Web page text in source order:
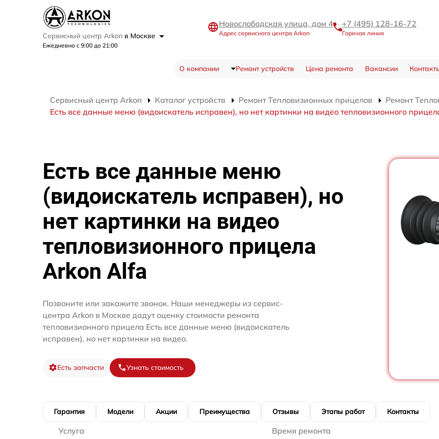
Сервисный центр Arkon в Москве
Ежедневно с 9:00 до 21:00
Новослободская улица, дом 4
Адрес сервисного центра Arkon
+7 (495) 128-16-72
Горячая линия
О компании Ремонт устройств Цена ремонта Вакансии
Сервисный центр Arkon Каталог устройств Ремонт Тепловизионных прицелов
Ремонт
Есть все данные меню (видоискатель исправен), но нет картинки на видео тепловизионного
Есть все данные меню
(видоискатель исправен), но
нет картинки на видео
тепловизионного прицела
Arkon Alfa
Позвоните или закажите звонок. Наши менеджеры из сервис-
центра Arkon в Москве дадут оценку стоимости ремонта
тепловизионного прицела Есть все данные меню (видоискатель
исправен), но нет картинки на видео.
Есть запчасти Узнать стоимость
Гарантия Модели Акции Преимущества Отзывы Этапы работ Контакты
Услуга Время ремонта